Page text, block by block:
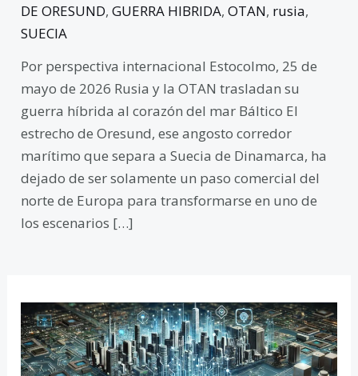
DE ORESUND,GUERRA HIBRIDA,OTAN, rusia,
SUECIA
Por perspectiva internacional Estocolmo, 25 de
mayo de 2026 Rusia y la OTAN trasladan su
guerra híbrida al corazón del mar Báltico El
estrecho de Oresund, ese angosto corredor
marítimo que separa a Suecia de Dinamarca, ha
dejado de ser solamente un paso comercial del
norte de Europa para transformarse en uno de
los escenarios […]